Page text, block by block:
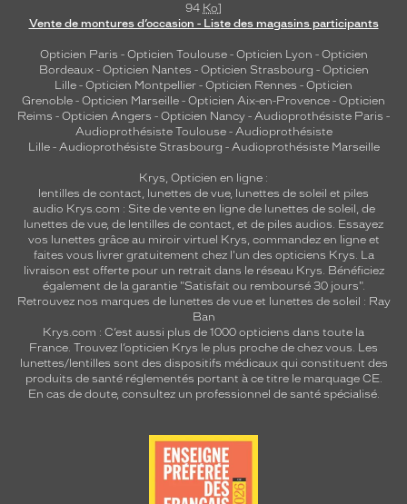
94 Ko]
Vente de montures d’occasion - Liste des magasins participants
Opticien Paris - Opticien Toulouse- Opticien Lyon - Opticien
Bordeaux- Opticien Nantes - Opticien Strasbourg - Opticien
Lille - Opticien Montpellier - Opticien Rennes - Opticien
Grenoble - Opticien Marseille - Opticien Aix-en-Provence - Opticien
Reims - Opticien Angers - Opticien Nancy - Audioprothésiste Paris -
Audioprothésiste Toulouse- Audioprothésiste
Lille- Audioprothésiste Strasbourg - Audioprothésiste Marseille
Krys, Opticien en ligne :
lentilles de contact lunettes de vue, lunettes de soleil et piles
audio Krys.com : Site de vente en ligne de lunettes de soleil, de
lunettes de vue, de lentilles de contact , et de piles audios. Essayez
vos lunettes grâce au miroir virtuel Krys, commandez en ligne et
faites vous livrer gratuitement chez l'un des opticiens Krys. La
livraison est offerte pour un retrait dans le réseau Krys. Bénéficiez
également de la garantie "Satisfait ou remboursé 30 jours".
Retrouvez nos marques de lunettes de vue et lunettes de soleil : Ray
Ban
Krys.com : C’est aussi plus de 1000 opticiens dans toute la
France. Trouvez l’opticien Krys le plus proche de chez vous . Les
lunettes/lentilles sont des dispositifs médicaux qui constituent des
produits de santé réglementés portant à ce titre le marquage CE.
En cas de doute, consultez un professionnel de santé spécialisé.